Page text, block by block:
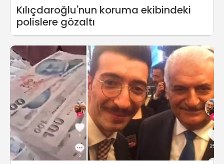
Kılıçdaroğlu'nun koruma ekibindeki
polislere gözaltı